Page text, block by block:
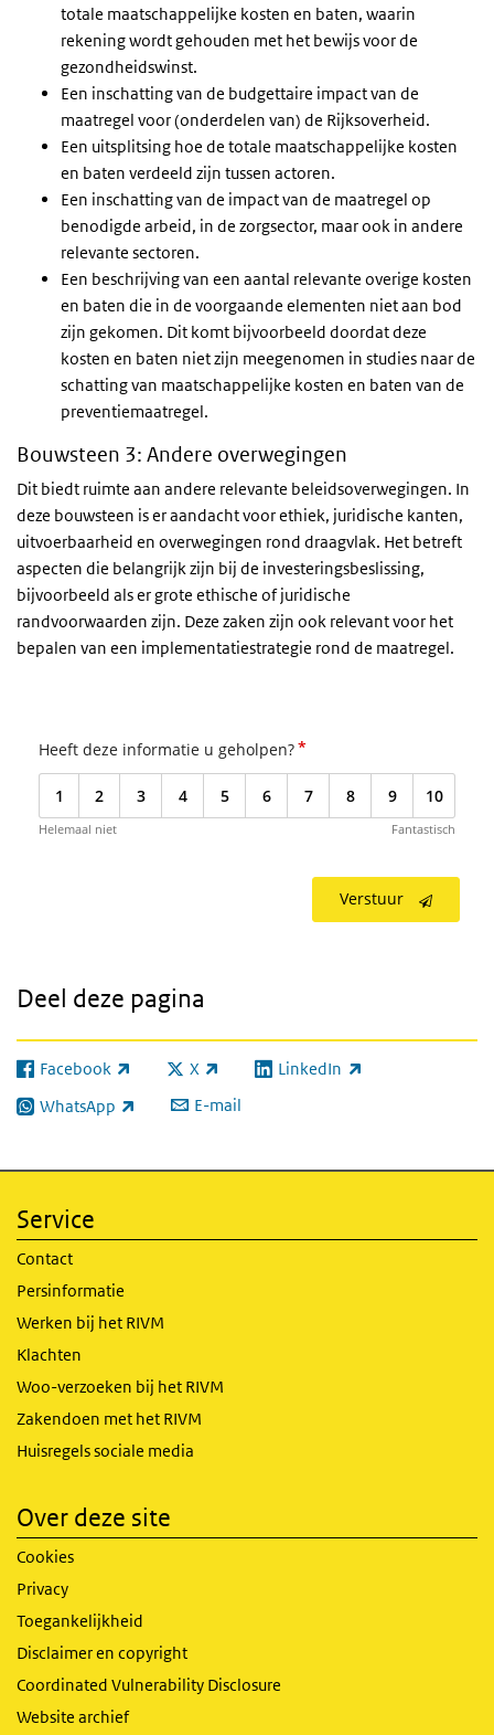
totale maatschappelijke kosten en baten, waarin
rekening wordt gehouden met het bewijs voor de
gezondheidswinst.
Een inschatting van de budgettaire impact van de
maatregel voor (onderdelen van) de Rijksoverheid.
Een uitsplitsing hoe de totale maatschappelijke kosten
en baten verdeeld zijn tussen actoren.
Een inschatting van de impact van de maatregel op
benodigde arbeid, in de zorgsector, maar ook in andere
relevante sectoren.
Een beschrijving van een aantal relevante overige kosten
en baten die in de voorgaande elementen niet aan bod
zijn gekomen. Dit komt bijvoorbeeld doordat deze
kosten en baten niet zijn meegenomen in studies naar de
schatting van maatschappelijke kosten en baten van de
preventiemaatregel.
Bouwsteen 3: Andere overwegingen
Dit biedt ruimte aan andere relevante beleidsoverwegingen. In
deze bouwsteen is er aandacht voor ethiek, juridische kanten,
uitvoerbaarheid en overwegingen rond draagvlak. Het betreft
aspecten die belangrijk zijn bij de investeringsbeslissing,
bijvoorbeeld als er grote ethische of juridische
randvoorwaarden zijn. Deze zaken zijn ook relevant voor het
bepalen van een implementatiestrategie rond de maatregel.
Heeft deze informatie u geholpen?*
1 2 3 4 5 6 7 8 9 10
Helemaal niet Fantastisch
Verstuur
Deel deze pagina
Facebook
(externe link) X
(externe link) LinkedIn
(externe link)
WhatsApp
(externe link) E-mail
Service
Contact
Persinformatie
Werken bij het RIVM
Klachten
Woo-verzoeken bij het RIVM
Zakendoen met het RIVM
Huisregels sociale media
Over deze site
Cookies
Privacy
Toegankelijkheid
Disclaimer en copyright
Coordinated Vulnerability Disclosure
Website archief